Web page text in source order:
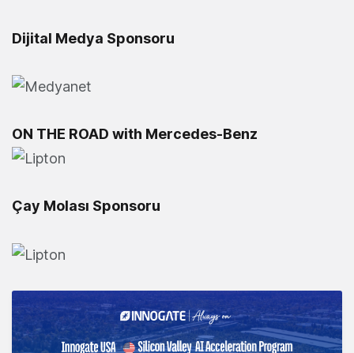
Dijital Medya Sponsoru
ON THE ROAD with Mercedes-Benz
Çay Molası Sponsoru